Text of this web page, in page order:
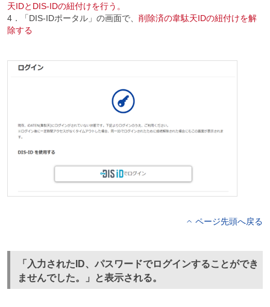
天IDとDIS-IDの紐付けを行う。
4．「DIS-IDポータル」の画面で、 削除済の韋駄天IDの紐付けを解
除する
ページ先頭へ戻る
「入力されたID、パスワードでログインすることができ
ませんでした。」と表示される。